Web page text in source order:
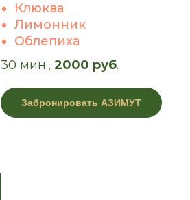
Клюква
Лимонник
Облепиха
30 мин., 2000 руб.
Забронировать АЗИМУТ